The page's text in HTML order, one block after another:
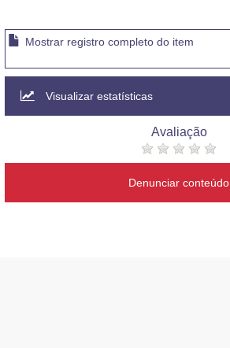
Mostrar registro completo do item
Visualizar estatísticas
Avaliação
Denunciar conteúdo